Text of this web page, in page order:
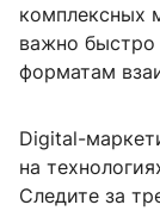
комплексных
важно быстро
форматам
Digital-
на
Следите за